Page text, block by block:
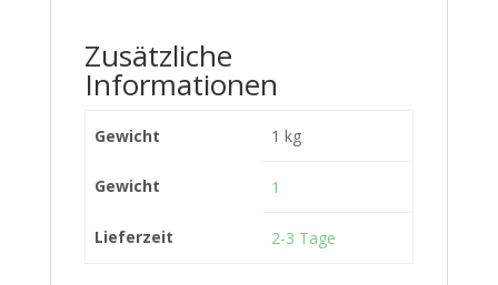
Zusätzliche
Informationen
Gewicht 1 kg
Gewicht 1
Lieferzeit 2-3 Tage